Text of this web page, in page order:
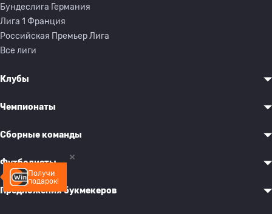
Получи
подарок!
Бундеслига Германия
Лига 1 Франция
Российская Премьер Лига
Все лиги
Клубы
Чемпионаты
Сборные команды
Футболисты
Предложения букмекеров